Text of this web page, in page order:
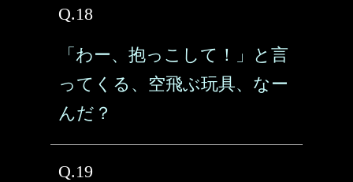
Q.18
「わー、抱っこして！」と言
ってくる、空飛ぶ玩具、なー
んだ？
Q.19